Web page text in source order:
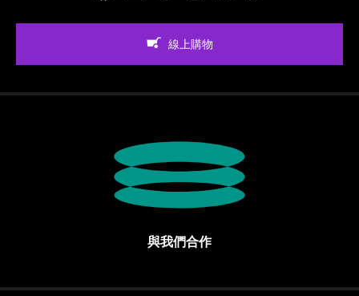
線上購物
與我們合作